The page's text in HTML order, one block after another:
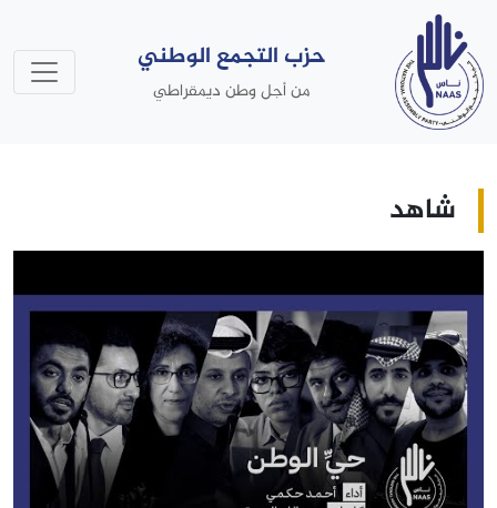
حزب التجمع الوطني
من أجل وطن ديمقراطي
شاهد